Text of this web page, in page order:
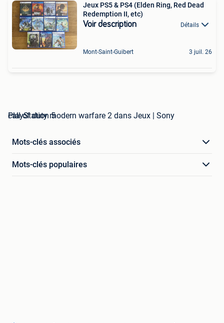
Jeux PS5 & PS4 (Elden Ring, Red Dead
Redemption II, etc)
Voir description Détails
Mont-Saint-Guibert 3 juil. 26
call of duty modern warfare 2 dans Jeux | Sony PlayStation 5
Mots-clés associés
Mots-clés populaires